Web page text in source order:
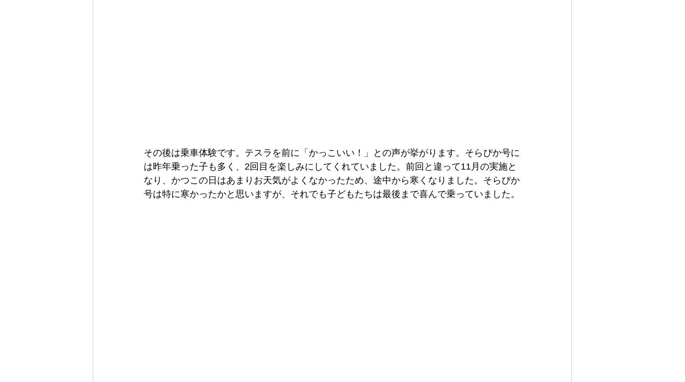
その後は乗車体験です。テスラを前に「かっこいい！」との声が挙がります。そらぴか号に
は昨年乗った子も多く、2回目を楽しみにしてくれていました。前回と違って11月の実施と
なり、かつこの日はあまりお天気がよくなかったため、途中から寒くなりました。そらぴか
号は特に寒かったかと思いますが、それでも子どもたちは最後まで喜んで乗っていました。